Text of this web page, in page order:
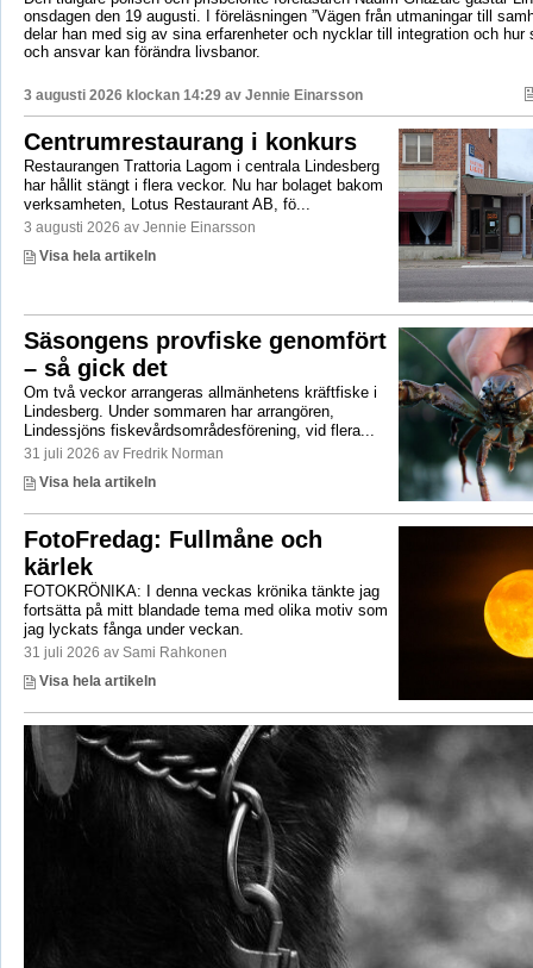
onsdagen den 19 augusti. I föreläsningen ”Vägen från utmaningar till
delar han med sig av sina erfarenheter och nycklar till integration och hur
och ansvar kan förändra livsbanor.
3 augusti 2026 klockan 14:29 av Jennie Einarsson
Centrumrestaurang i konkurs
Restaurangen Trattoria Lagom i centrala Lindesberg
har hållit stängt i flera veckor. Nu har bolaget bakom
verksamheten, Lotus Restaurant AB, fö...
3 augusti 2026 av Jennie Einarsson
Visa hela artikeln
Säsongens provfiske genomfört
– så gick det
Om två veckor arrangeras allmänhetens kräftfiske i
Lindesberg. Under sommaren har arrangören,
Lindessjöns fiskevårdsområdesförening, vid flera...
31 juli 2026 av Fredrik Norman
Visa hela artikeln
FotoFredag: Fullmåne och
kärlek
FOTOKRÖNIKA: I denna veckas krönika tänkte jag
fortsätta på mitt blandade tema med olika motiv som
jag lyckats fånga under veckan.
31 juli 2026 av Sami Rahkonen
Visa hela artikeln